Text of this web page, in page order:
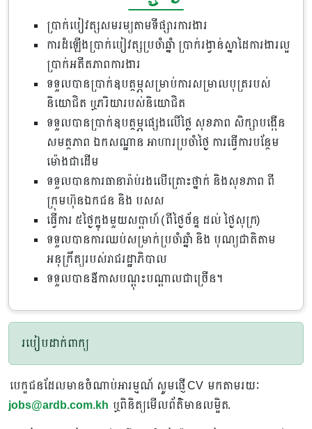
ប្រាក់បៀវត្សសមរម្យតាមទីផ្សារការងារ
ការដំឡើងប្រាក់បៀវត្សប្រចាំឆ្នាំ ប្រាក់រង្វាន់ស្នាដៃការងារល្អ
ប្រាក់អតីតភាពការងារ
ទទួលបានប្រាក់ឧបត្ថម្ភសម្រាប់ការសម្រាលបុត្ររបស់
និយោជិត ឬភរិយារបស់និយោជិត
ទទួលបានប្រាក់ឧបត្ថម្ភផ្សេងលើថ្លៃ សុខភាព សិក្សាបង្កើន
សមត្ថភាព ឯកសណ្ឋាន អាហារប្រចាំថ្ងៃ ការធ្វើការបន្ថែម
ម៉ោងជាដើម
ទទួលបានការធានារ៉ាប់រងលើគ្រោះថ្នាក់ និងសុខភាព ពី
ក្រុមហ៊ុនឯកជន និង បសស
ធ្វើការ ៥ថ្ងៃក្នុងមួយសប្ដាហ៍ (ពីថ្ងៃច័ន្ទ ដល់ ថ្ងៃសុក្រ)
ទទួលបានការឈប់សម្រាក់ប្រចាំឆ្នាំ និង បុណ្យជាតិតាម
អនុក្រឹត្យរបស់រាជរដ្ឋាភិបាល
ទទួលបានឳកាសបណ្តុះបណ្តាលជាច្រើន។
របៀបដាក់ពាក្យ
បេក្ខជនដែលមានចំណាប់អារម្មណ៍ សូមផ្ញើ CV មកតាមរយៈ
jobs@ardb.com.kh ឬពិនិត្យមើលព័ត៌មានលម្អិត.